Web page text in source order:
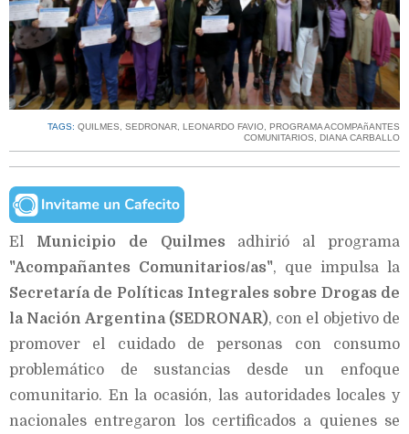
TAGS: QUILMES, SEDRONAR, LEONARDO FAVIO, PROGRAMA ACOMPAñANTES
COMUNITARIOS, DIANA CARBALLO
El Municipio de Quilmes adhirió al programa
"Acompañantes Comunitarios/as", que impulsa la
Secretaría de Políticas Integrales sobre Drogas de
la Nación Argentina (SEDRONAR), con el objetivo de
promover el cuidado de personas con consumo
problemático de sustancias desde un enfoque
comunitario. En la ocasión, las autoridades locales y
nacionales entregaron los certificados a quienes se